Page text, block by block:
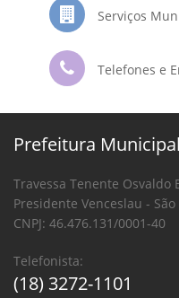
Serviços
Telefones e
Prefeitura
Travessa Tenente Osvaldo
Presidente Venceslau - São
CNPJ: 46.476.131/0001-40
Telefonista:
(18) 3272-1101